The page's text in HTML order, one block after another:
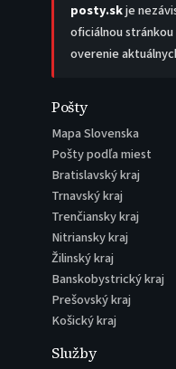
posty.skje
oficiálnou
overenie
Pošty
Mapa Slovenska
Pošty podľa miest
Bratislavský kraj
Trnavský kraj
Trenčiansky kraj
Nitriansky kraj
Žilinský kraj
Banskobystrický kraj
Prešovský kraj
Košický kraj
Služby